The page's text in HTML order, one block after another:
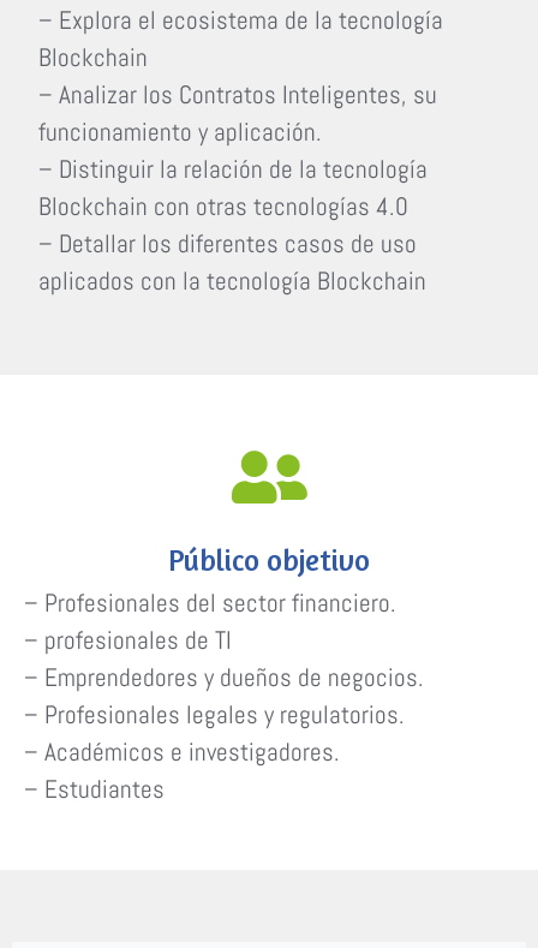
– Explora el ecosistema de la tecnología
Blockchain
– Analizar los Contratos Inteligentes, su
funcionamiento y aplicación.
– Distinguir la relación de la tecnología
Blockchain con otras tecnologías 4.0
– Detallar los diferentes casos de uso
aplicados con la tecnología Blockchain
Público objetivo
– Profesionales del sector financiero.
– profesionales de TI
– Emprendedores y dueños de negocios.
– Profesionales legales y regulatorios.
– Académicos e investigadores.
– Estudiantes